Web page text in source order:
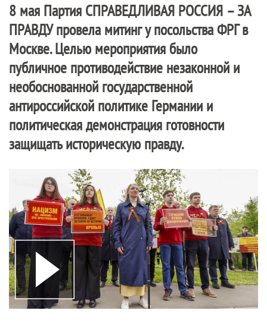
8 мая Партия СПРАВЕДЛИВАЯ РОССИЯ – ЗА
ПРАВДУпровела митинг у посольства ФРГ в
Москве. Целью мероприятия было
публичное противодействие незаконной и
необоснованной государственной
антироссийской политике Германии и
политическая демонстрация готовности
защищать историческую правду.